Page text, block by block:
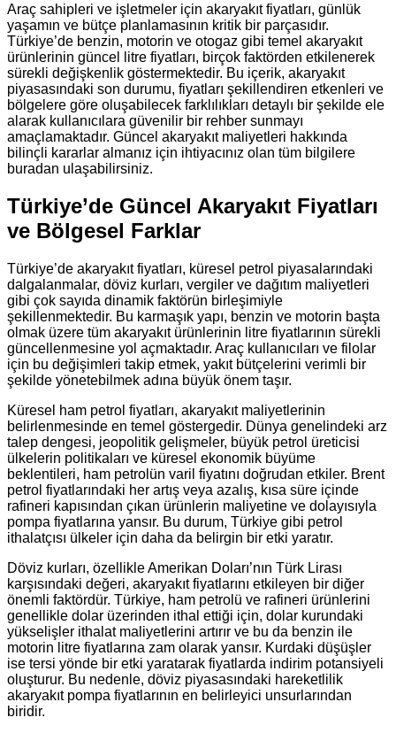
Araç sahipleri ve işletmeler için akaryakıt fiyatları, günlük
yaşamın ve bütçe planlamasının kritik bir parçasıdır.
Türkiye’de benzin, motorin ve otogaz gibi temel akaryakıt
ürünlerinin güncel litre fiyatları, birçok faktörden etkilenerek
sürekli değişkenlik göstermektedir. Bu içerik, akaryakıt
piyasasındaki son durumu, fiyatları şekillendiren etkenleri ve
bölgelere göre oluşabilecek farklılıkları detaylı bir şekilde ele
alarak kullanıcılara güvenilir bir rehber sunmayı
amaçlamaktadır. Güncel akaryakıt maliyetleri hakkında
bilinçli kararlar almanız için ihtiyacınız olan tüm bilgilere
buradan ulaşabilirsiniz.
Türkiye’de Güncel Akaryakıt Fiyatları
ve Bölgesel Farklar
Türkiye’de akaryakıt fiyatları, küresel petrol piyasalarındaki
dalgalanmalar, döviz kurları, vergiler ve dağıtım maliyetleri
gibi çok sayıda dinamik faktörün birleşimiyle
şekillenmektedir. Bu karmaşık yapı, benzin ve motorin başta
olmak üzere tüm akaryakıt ürünlerinin litre fiyatlarının sürekli
güncellenmesine yol açmaktadır. Araç kullanıcıları ve filolar
için bu değişimleri takip etmek, yakıt bütçelerini verimli bir
şekilde yönetebilmek adına büyük önem taşır.
Küresel ham petrol fiyatları, akaryakıt maliyetlerinin
belirlenmesinde en temel göstergedir. Dünya genelindeki arz
talep dengesi, jeopolitik gelişmeler, büyük petrol üreticisi
ülkelerin politikaları ve küresel ekonomik büyüme
beklentileri, ham petrolün varil fiyatını doğrudan etkiler. Brent
petrol fiyatlarındaki her artış veya azalış, kısa süre içinde
rafineri kapısından çıkan ürünlerin maliyetine ve dolayısıyla
pompa fiyatlarına yansır. Bu durum, Türkiye gibi petrol
ithalatçısı ülkeler için daha da belirgin bir etki yaratır.
Döviz kurları, özellikle Amerikan Doları’nın Türk Lirası
karşısındaki değeri, akaryakıt fiyatlarını etkileyen bir diğer
önemli faktördür. Türkiye, ham petrolü ve rafineri ürünlerini
genellikle dolar üzerinden ithal ettiği için, dolar kurundaki
yükselişler ithalat maliyetlerini artırır ve bu da benzin ile
motorin litre fiyatlarına zam olarak yansır. Kurdaki düşüşler
ise tersi yönde bir etki yaratarak fiyatlarda indirim potansiyeli
oluşturur. Bu nedenle, döviz piyasasındaki hareketlilik
akaryakıt pompa fiyatlarının en belirleyici unsurlarından
biridir.